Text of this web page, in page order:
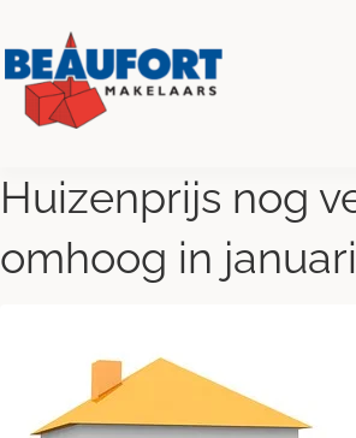
Diensten
Bedrijven
Huizenprijs nog
omhoog in